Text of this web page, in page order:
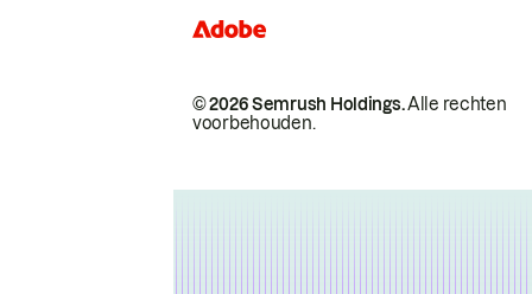
© 2026 Semrush Holdings.Alle rechten
voorbehouden.